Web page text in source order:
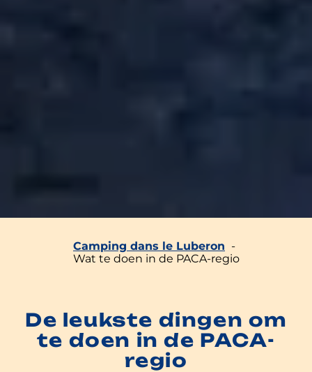
Camping dans le Luberon
Wat te doen in de PACA-regio
De leukste dingen om
te doen in de PACA-
regio